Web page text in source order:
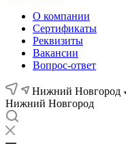
О компании
Сертификаты
Реквизиты
Вакансии
Вопрос-ответ
Нижний Новгород
Нижний Новгород